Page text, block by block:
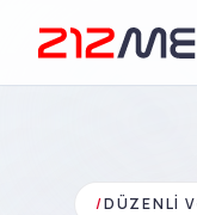
/DÜZENLI